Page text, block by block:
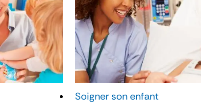
Soigner son enfant